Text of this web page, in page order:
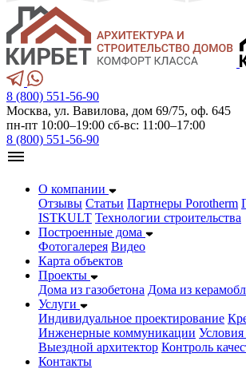
8 (800) 551-56-90
Москва, ул. Вавилова, дом 69/75, оф. 645
пн-пт 10:00–19:00 сб-вс: 11:00–17:00
8 (800) 551-56-90
О компании
Отзывы Статьи Партнеры Porotherm
ISTKULT Технологии строительства
Построенные дома
Фотогалерея Видео
Карта объектов
Проекты
Дома из газобетонa Дома из
Услуги
Индивидуальное проектирование
Инженерные коммуникации Условия
Выездной архитектор Контроль
Контакты